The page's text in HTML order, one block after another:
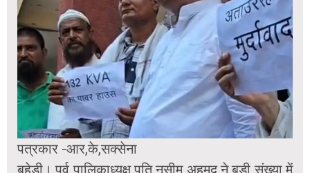
पत्रकार -आर,के,सक्सेना